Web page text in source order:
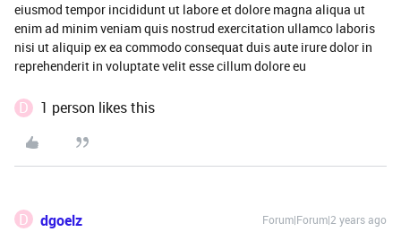
eiusmod tempor incididunt ut labore et dolore magna aliqua ut
enim ad minim veniam quis nostrud exercitation ullamco laboris
nisi ut aliquip ex ea commodo consequat duis aute irure dolor in
reprehenderit in voluptate velit esse cillum dolore eu
D 1 person likes this
D dgoelz Forum|Forum|2 years ago